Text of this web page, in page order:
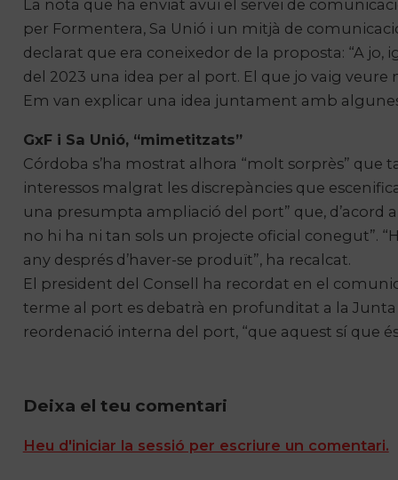
La nota que ha enviat avui el servei de
per Formentera, Sa Unió i un mitjà de
declarat que era coneixedor de la proposta: “A
del 2023 una idea per al port. El que jo vaig
Em van explicar una idea juntament amb
GxF i Sa Unió, “mimetitzats”
Córdoba s’ha mostrat alhora “molt sorprès”
interessos malgrat les discrepàncies que
una presumpta ampliació del port” que, d’acord
no hi ha ni tan sols un projecte oficial conegut”.
any després d’haver-se produït”, ha recalcat.
El president del Consell ha recordat en el
terme al port es debatrà en profunditat a la
reordenació interna del port, “que aquest sí que
Deixa el teu comentari
Heu d'iniciar la sessió per escriure un comentari.